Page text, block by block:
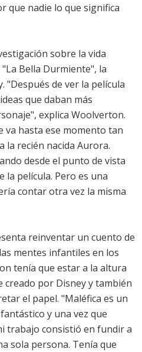
que nadie lo que significa
sobre la vida
Bella Durmiente", la
"Después de ver la película
que daban más
explica Woolverton.
va hasta ese momento tan
la recién nacida Aurora.
desde el punto de vista
la película. Pero es una
contar otra vez la misma
reinventar un cuento de
mentes infantiles en los
tenía que estar a la altura
creado por Disney y también
el papel. "Maléfica es un
y una vez que
trabajo consistió en fundir a
sola persona. Tenía que